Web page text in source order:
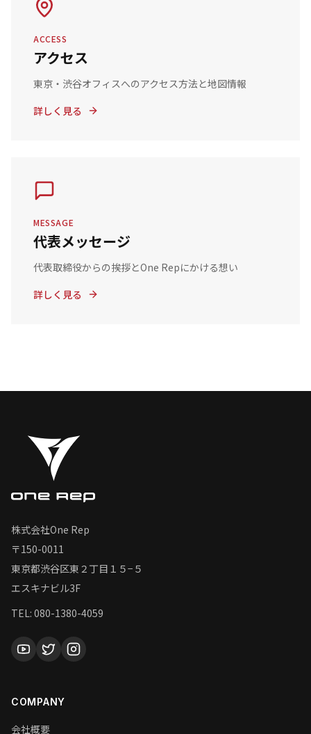
ACCESS
アクセス
東京・渋谷オフィスへのアクセス方法と地図情報
詳しく見る
MESSAGE
代表メッセージ
代表取締役からの挨拶とOne Repにかける想い
詳しく見る
株式会社One Rep
〒150-0011
東京都渋谷区東２丁目１５−５
エスキナビル3F
TEL: 080-1380-4059
COMPANY
会社概要